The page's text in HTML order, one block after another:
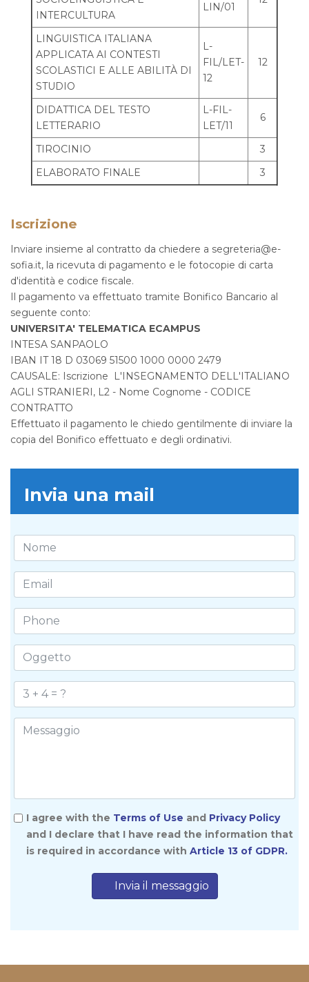
INTERCULTURA
LIN/01
LINGUISTICA ITALIANA
APPLICATA AI CONTESTI
SCOLASTICI E ALLE ABILITÀ DI
STUDIO
L-
FIL/LET-
12
12
DIDATTICA DEL TESTO
LETTERARIO
L-FIL-
LET/11
6
TIROCINIO
3
ELABORATO FINALE
3
Iscrizione
Inviare insieme al contratto da chiedere a segreteria@e-
sofia.it, la ricevuta di pagamento e le fotocopie di carta
d'identità e codice fiscale.
Il pagamento va effettuato tramite Bonifico Bancario al
seguente conto:
UNIVERSITA' TELEMATICA ECAMPUS
INTESA SANPAOLO
IBAN IT 18 D 03069 51500 1000 0000 2479
CAUSALE: Iscrizione L'INSEGNAMENTO DELL'ITALIANO
AGLI STRANIERI, L2 - Nome Cognome - CODICE
CONTRATTO
Effettuato il pagamento le chiedo gentilmente di inviare la
copia del Bonifico effettuato e degli ordinativi.
Invia una mail
I agree with the Terms of Use and Privacy Policy
and I declare that I have read the information that
is required in accordance with Article 13 of GDPR.
Invia il messaggio